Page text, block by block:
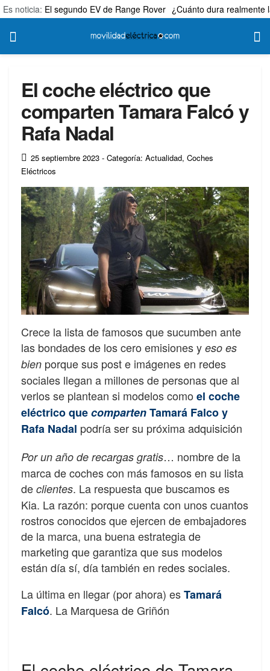
Es noticia: El segundo EV de Range Rover ¿Cuánto dura realmente
El coche eléctrico que
comparten Tamara Falcó y
Rafa Nadal
25 septiembre 2023 - Categoría: Actualidad, Coches
Eléctricos
Crece la lista de famosos que sucumben ante
las bondades de los cero emisiones y eso es
bien porque sus post e imágenes en redes
sociales llegan a millones de personas que al
verlos se plantean si modelos como el coche
eléctrico quecompartenTamará Falco y
Rafa Nadal podría ser su próxima adquisición
Por un año de recargas gratis… nombre de la
marca de coches con más famosos en su lista
de clientes. La respuesta que buscamos es
Kia. La razón: porque cuenta con unos cuantos
rostros conocidos que ejercen de embajadores
de la marca, una buena estrategia de
marketing que garantiza que sus modelos
están día sí, día también en redes sociales.
La última en llegar (por ahora) esTamará
Falcó. La Marquesa de Griñón